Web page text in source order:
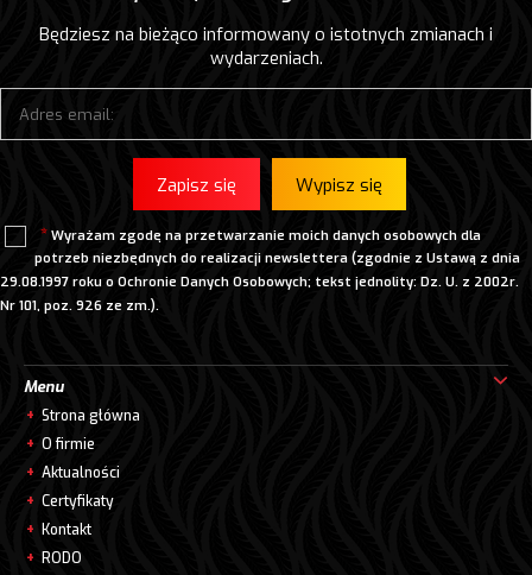
Będziesz na bieżąco informowany o istotnych zmianach i
wydarzeniach.
Zapisz się Wypisz się
Wyrażam zgodę na przetwarzanie moich danych osobowych dla
potrzeb niezbędnych do realizacji newslettera (zgodnie z Ustawą z dnia
29.08.1997 roku o Ochronie Danych Osobowych; tekst jednolity: Dz. U. z 2002r.
Nr 101, poz. 926 ze zm.).
Menu
Strona główna
O firmie
Aktualności
Certyfikaty
Kontakt
RODO